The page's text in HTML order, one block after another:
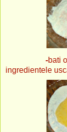
-bati
ingredientele